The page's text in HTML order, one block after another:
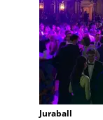
Juraball